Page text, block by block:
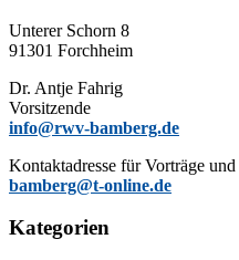
Un­te­rer Schorn 8
91301 Forchheim
Dr. Ant­je Fahrig
Vorsitzende
info@rwv-bamberg.de
Kon­takt­adres­se für Vor­trä­ge
bamberg@t-online.de
Kategorien